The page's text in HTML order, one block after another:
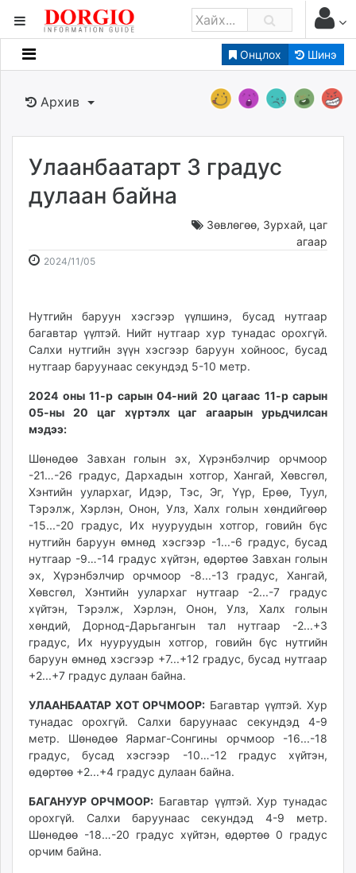
Онцлох Шинэ
Мэдээллийн
Банк санхүү
Бизнес ААН
Төрийн
Gogo.mn
caak.mn
zindaa.mn
Baabar.mn
tovch.mn
ikon.mn
mnb.mn
Livetv.mn
Eguur.mn
shuud.mn
eagle.mn
ergelt.mn
zarig.mn
today.mn
zuv.mn
mminfo.mn
ugluu.mn
urlag.mn
unen.mn
asu.mn
shudarga.mn
shuurhai.mn
unuudur.mn
isee.mn
mglradio.com
itoim.mn
tumen.mn
shuum.mn
Архив
Улаанбаатарт 3 градус
дулаан байна
Зөвлөгөө, Зурхай, цаг
агаар
2024/11/052024-
08:34:59
2026-
13:25:17
Нутгийн баруун хэсгээр үүлшинэ, бусад нутгаар
багавтар үүлтэй. Нийт нутгаар хур тунадас орохгүй.
Салхи нутгийн зүүн хэсгээр баруун хойноос, бусад
нутгаар баруунаас секундэд 5-10 метр.
2024 оны 11-р сарын 04-ний 20 цагаас 11-р сарын
05-ны 20 цаг хүртэлх цаг агаарын урьдчилсан
мэдээ:
Шөнөдөө Завхан голын эх, Хүрэнбэлчир орчмоор
-21…-26 градус, Дархадын хотгор, Хангай, Хөвсгөл,
Хэнтийн уулархаг, Идэр, Тэс, Эг, Үүр, Ерөө, Туул,
Тэрэлж, Хэрлэн, Онон, Улз, Халх голын хөндийгөөр
-15...-20 градус, Их нууруудын хотгор, говийн бүс
нутгийн баруун өмнөд хэсгээр -1...-6 градус, бусад
нутгаар -9…-14 градус хүйтэн, өдөртөө Завхан голын
эх, Хүрэнбэлчир орчмоор -8...-13 градус, Хангай,
Хөвсгөл, Хэнтийн уулархаг нутгаар -2...-7 градус
хүйтэн, Тэрэлж, Хэрлэн, Онон, Улз, Халх голын
хөндий, Дорнод-Дарьгангын тал нутгаар -2...+3
градус, Их нууруудын хотгор, говийн бүс нутгийн
баруун өмнөд хэсгээр +7...+12 градус, бусад нутгаар
+2...+7 градус дулаан байна.
УЛААНБААТАР ХОТ ОРЧМООР: Багавтар үүлтэй. Хур
тунадас орохгүй. Салхи баруунаас секундэд 4-9
метр. Шөнөдөө Яармаг-Сонгины орчмоор -16...-18
градус, бусад хэсгээр -10…-12 градус хүйтэн,
өдөртөө +2...+4 градус дулаан байна.
БАГАНУУР ОРЧМООР: Багавтар үүлтэй. Хур тунадас
орохгүй. Салхи баруунаас секундэд 4-9 метр.
Шөнөдөө -18…-20 градус хүйтэн, өдөртөө 0 градус
орчим байна.